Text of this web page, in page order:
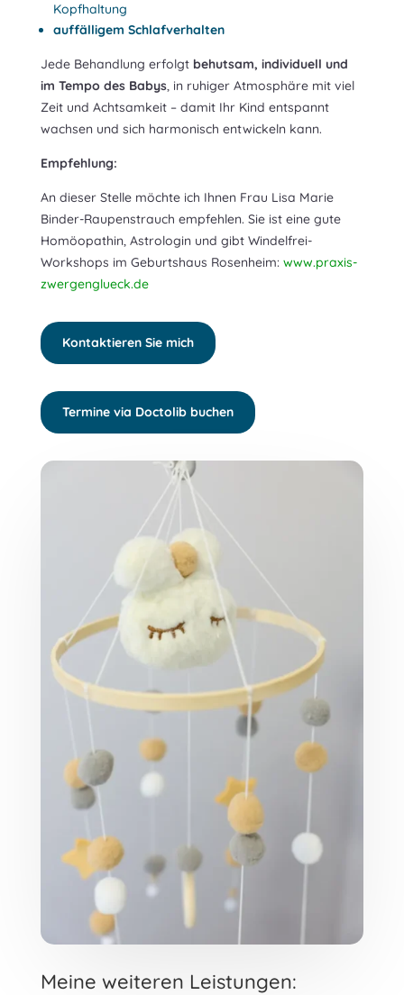
Kopfhaltung
auffälligem Schlafverhalten
Jede Behandlung erfolgt behutsam, individuell und
im Tempo des Babys, in ruhiger Atmosphäre mit viel
Zeit und Achtsamkeit – damit Ihr Kind entspannt
wachsen und sich harmonisch entwickeln kann.
Empfehlung:
An dieser Stelle möchte ich Ihnen Frau Lisa Marie
Binder-Raupenstrauch empfehlen. Sie ist eine gute
Homöopathin, Astrologin und gibt Windelfrei-
Workshops im Geburtshaus Rosenheim: www.praxis-
zwergenglueck.de
Kontaktieren Sie mich
Termine via Doctolib buchen
Meine weiteren Leistungen: